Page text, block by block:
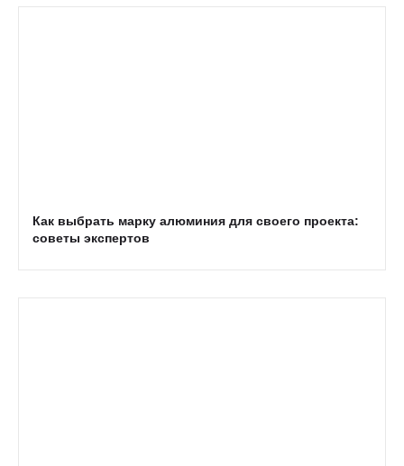
Как выбрать марку алюминия для своего проекта:
советы экспертов